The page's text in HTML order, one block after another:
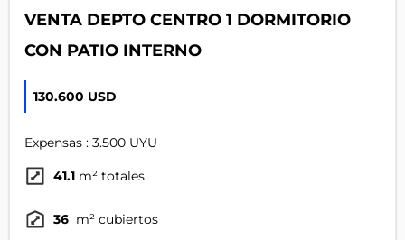
VENTA DEPTO CENTRO 1 DORMITORIO
CON PATIO INTERNO
130.600 USD
Expensas : 3.500 UYU
41.1 m² totales
36 m² cubiertos